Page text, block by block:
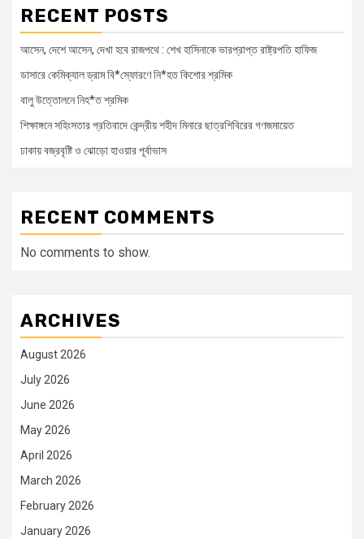
RECENT POSTS
আসেন, দেশে আসেন, দেখা হবে রাজপথে : শেখ হাসিনাকে ভারপ্রাপ্ত রাষ্ট্রপতি হাফিজ
ডাসারে কেমিক্যাল ড্রাম বি*স্ফোরণে নি*হত কিশোর শ্রমিক
বালু উত্তোলনে নিহ*ত শ্রমিক
শিক্ষাঙ্গনে সহিংসতার প্রতিবাদে কেন্দ্রীয় শহীদ মিনারে ছাত্রশিবিরের গণজমায়েত
ঢাকায় বজ্রবৃষ্টি ও ঝোড়ো হাওয়ার পূর্বাভাস
RECENT COMMENTS
No comments to show.
ARCHIVES
August 2026
July 2026
June 2026
May 2026
April 2026
March 2026
February 2026
January 2026